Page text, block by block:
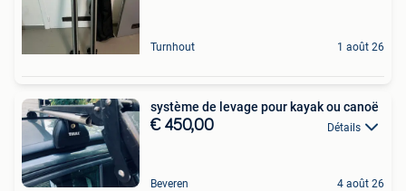
Turnhout 1 août 26
système de levage pour kayak ou canoë
€ 450,00 Détails
Beveren 4 août 26